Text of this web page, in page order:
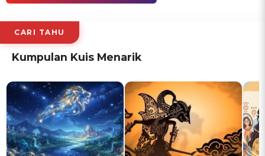
CARI TAHU
Kumpulan Kuis Menarik